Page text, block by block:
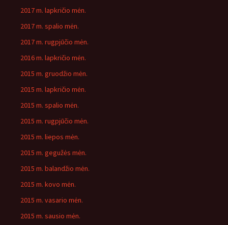
2017 m. lapkričio mėn.
2017 m. spalio mėn.
2017 m. rugpjūčio mėn.
2016 m. lapkričio mėn.
2015 m. gruodžio mėn.
2015 m. lapkričio mėn.
2015 m. spalio mėn.
2015 m. rugpjūčio mėn.
2015 m. liepos mėn.
2015 m. gegužės mėn.
2015 m. balandžio mėn.
2015 m. kovo mėn.
2015 m. vasario mėn.
2015 m. sausio mėn.